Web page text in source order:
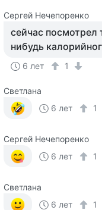
Сергей Нечепоренко
сейчас посмотрел
нибудь
6 лет 1
Светлана
6 лет
1
Сергей Нечепоренко
6 лет
1
Светлана
6 лет
1